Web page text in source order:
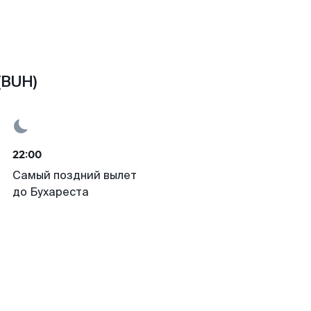
22:00
Самый поздний вылет
до Бухареста